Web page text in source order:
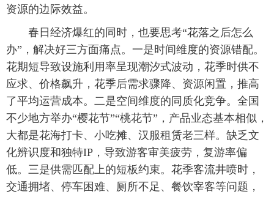
资源的边际效益。
春日经济爆红的同时，也要思考“花落之后怎么
办”，解决好三方面痛点。一是时间维度的资源错配。
花期短导致设施利用率呈现潮汐式波动，花季时供不
应求、价格飙升，花季后需求骤降、资源闲置，推高
了平均运营成本。二是空间维度的同质化竞争。全国
不少地方举办“樱花节”“桃花节”，产品业态基本相似，
大都是花海打卡、小吃摊、汉服租赁老三样。缺乏文
化辨识度和独特IP，导致游客审美疲劳，复游率偏
低。三是供需匹配上的短板约束。花季客流井喷时，
交通拥堵、停车困难、厕所不足、餐饮宰客等问题，